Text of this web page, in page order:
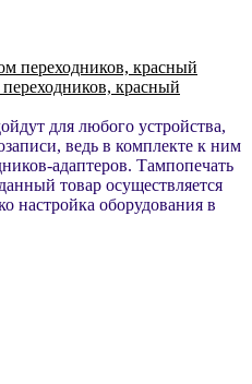
красный
для любого устройства,
ведь в комплекте к ним
адаптеров. Тампопечать
товар осуществляется
настройка оборудования в